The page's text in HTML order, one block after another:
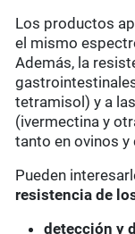
Los productos
el mismo
Además, la
tetramisol) y a las
(ivermectina y
tanto en ovinos
Pueden
resistencia de
detección y